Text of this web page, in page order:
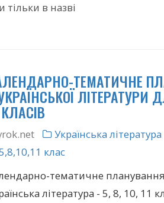
тільки в назві
ТЕМАТИЧНЕ
ЛІТЕРАТУРИ
КЛАСІВ
Українська література
клас
тематичне
література - 5, 8, 10, 11